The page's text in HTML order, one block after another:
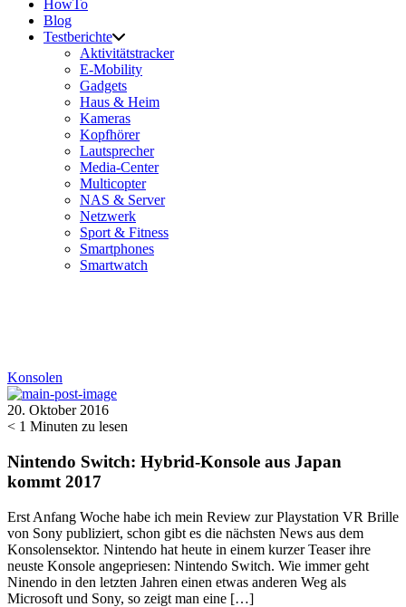
HowTo
Blog
Testberichte
Aktivitätstracker
E-Mobility
Gadgets
Haus & Heim
Kameras
Kopfhörer
Lautsprecher
Media-Center
Multicopter
NAS & Server
Netzwerk
Sport & Fitness
Smartphones
Smartwatch
Konsolen
20. Oktober 2016
< 1 Minuten zu lesen
Nintendo Switch: Hybrid-Konsole aus Japan
kommt 2017
Erst Anfang Woche habe ich mein Review zur Playstation VR Brille
von Sony publiziert, schon gibt es die nächsten News aus dem
Konsolensektor. Nintendo hat heute in einem kurzer Teaser ihre
neuste Konsole angepriesen: Nintendo Switch. Wie immer geht
Ninendo in den letzten Jahren einen etwas anderen Weg als
Microsoft und Sony, so zeigt man eine […]